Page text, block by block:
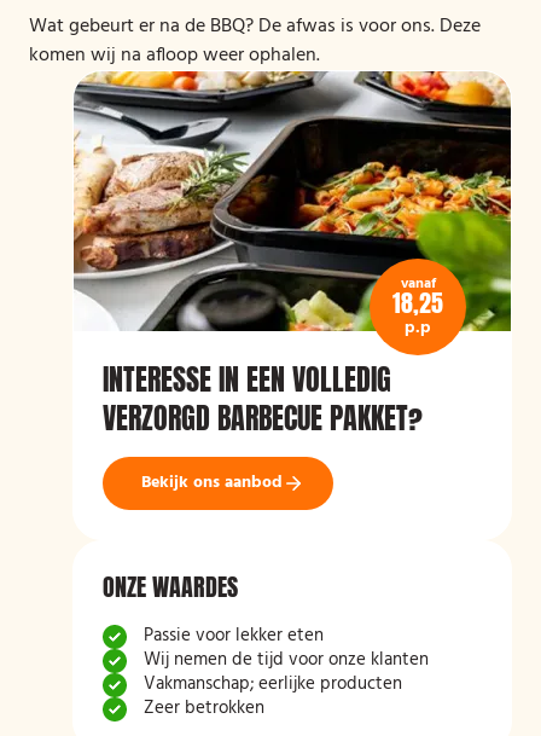
Wat gebeurt er na de BBQ? De afwas is voor ons. Deze
komen wij na afloop weer ophalen.
vanaf
18,25
p.p
INTERESSE IN EEN VOLLEDIG
VERZORGD BARBECUE PAKKET?
Bekijk ons aanbod
ONZE WAARDES
Passie voor lekker eten
Wij nemen de tijd voor onze klanten
Vakmanschap; eerlijke producten
Zeer betrokken